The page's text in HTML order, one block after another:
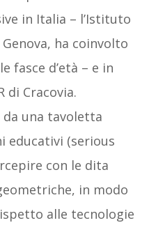
in Italia – l’Istituto
ha coinvolto
fasce d’età – e in
di Cracovia.
una tavoletta
educativi (serious
con le dita
in modo
alle tecnologie